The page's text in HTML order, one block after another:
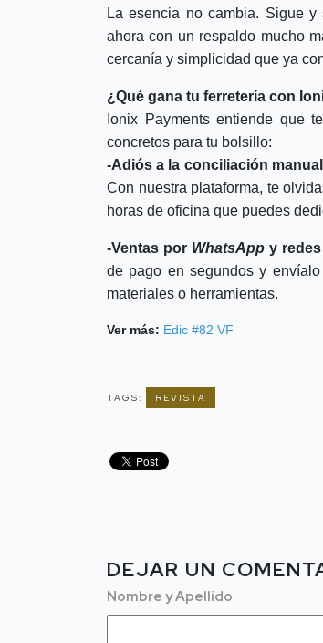
La esencia no cambia. Sigue
ahora con un respaldo mucho
cercanía y simplicidad que ya
¿Qué gana tu ferretería con
Ionix Payments entiende que
concretos para tu bolsillo:
-Adiós a la conciliación
Con nuestra plataforma, te
horas de oficina que puedes
-Ventas por WhatsAppy redes
de pago en segundos y
materiales o herramientas.
Ver más: Edic #82 VF
TAGS: REVISTA
DEJAR UN
Nombre y Apellido